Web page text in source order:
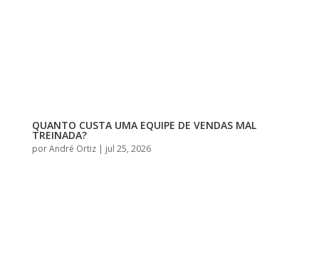
QUANTO CUSTA UMA EQUIPE DE VENDAS MAL
TREINADA?
porAndré Ortiz| jul 25, 2026